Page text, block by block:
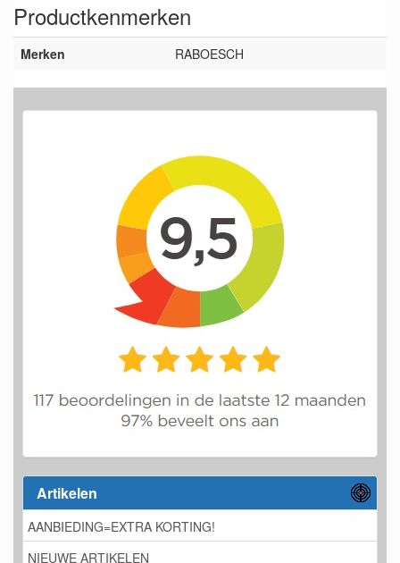
Artikelen
AANBIEDING=EXTRA KORTING!
NIEUWE ARTIKELEN
Productkenmerken
Merken RABOESCH